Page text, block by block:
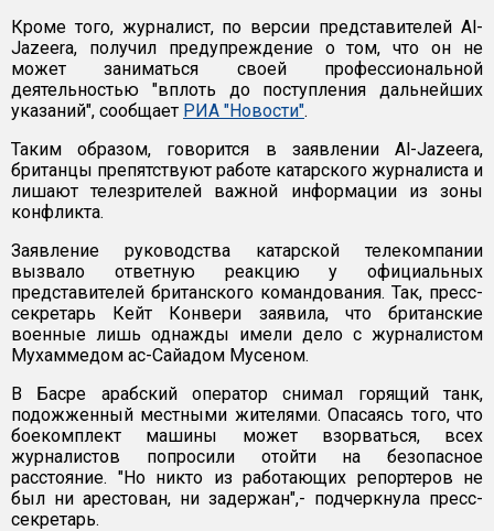
Кроме того, журналист, по версии представителей Al-
Jazeera, получил предупреждение о том, что он не
может заниматься своей профессиональной
деятельностью "вплоть до поступления дальнейших
указаний", сообщает РИА "Новости".
Таким образом, говорится в заявлении Al-Jazeera,
британцы препятствуют работе катарского журналиста и
лишают телезрителей важной информации из зоны
конфликта.
Заявление руководства катарской телекомпании
вызвало ответную реакцию у официальных
представителей британского командования. Так, пресс-
секретарь Кейт Конвери заявила, что британские
военные лишь однажды имели дело с журналистом
Мухаммедом ас-Сайадом Мусеном.
В Басре арабский оператор снимал горящий танк,
подожженный местными жителями. Опасаясь того, что
боекомплект машины может взорваться, всех
журналистов попросили отойти на безопасное
расстояние. "Но никто из работающих репортеров не
был ни арестован, ни задержан",- подчеркнула пресс-
секретарь.